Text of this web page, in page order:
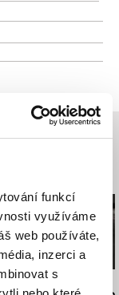
funkcí
využíváme
web používáte,
inzerci a
s